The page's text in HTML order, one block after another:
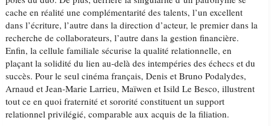
cache en réalité une complémentarité des talents, l’un excellent
dans l’écriture, l’autre dans la direction d’acteur, le premier dans la
recherche de collaborateurs, l’autre dans la gestion financière.
Enfin, la cellule familiale sécurise la qualité relationnelle, en
plaçant la solidité du lien au-delà des intempéries des échecs et du
succès. Pour le seul cinéma français, Denis et Bruno Podalydes,
Arnaud et Jean-Marie Larrieu, Maïwen et Isild Le Besco, illustrent
tout ce en quoi fraternité et sororité constituent un support
relationnel privilégié, comparable aux acquis de la filiation.